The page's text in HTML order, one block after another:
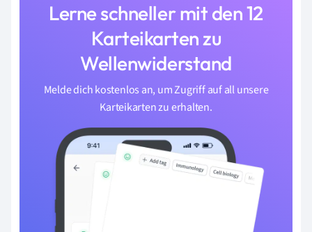
Lerne schneller mit den 12
Karteikarten zu
Wellenwiderstand
Melde dich kostenlos an, um Zugriff auf all unsere
Karteikarten zu erhalten.